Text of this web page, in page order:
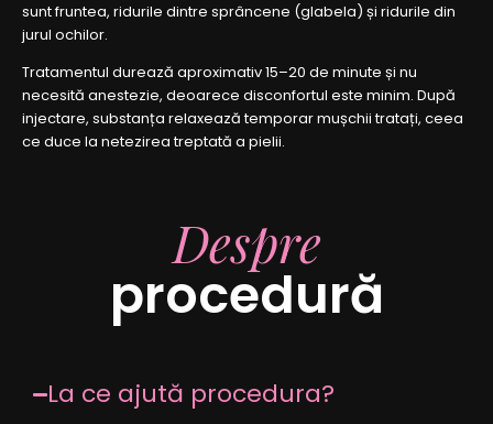
sunt fruntea, ridurile dintre sprâncene (glabela) și ridurile din
jurul ochilor.
Tratamentul durează aproximativ 15–20 de minute și nu
necesită anestezie, deoarece disconfortul este minim. După
injectare, substanța relaxează temporar mușchii tratați, ceea
ce duce la netezirea treptată a pielii.
Despre
procedură
La ce ajută procedura?